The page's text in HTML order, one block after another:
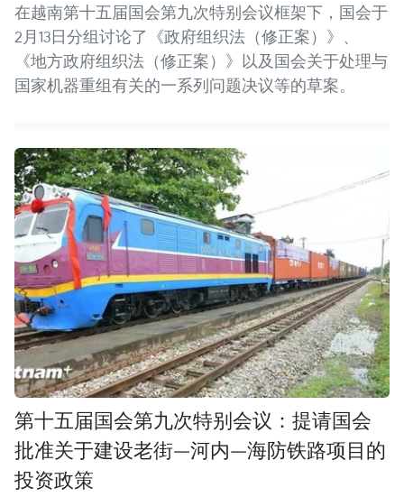
在越南第十五届国会第九次特别会议框架下，国会于
2月13日分组讨论了《政府组织法（修正案）》、
《地方政府组织法（修正案）》以及国会关于处理与
国家机器重组有关的一系列问题决议等的草案。
第十五届国会第九次特别会议：提请国会
批准关于建设老街—河内—海防铁路项目的
投资政策